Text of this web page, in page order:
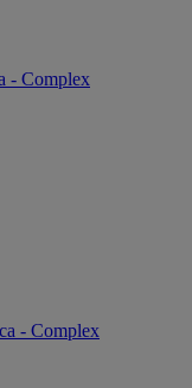
- Complex
- Complex